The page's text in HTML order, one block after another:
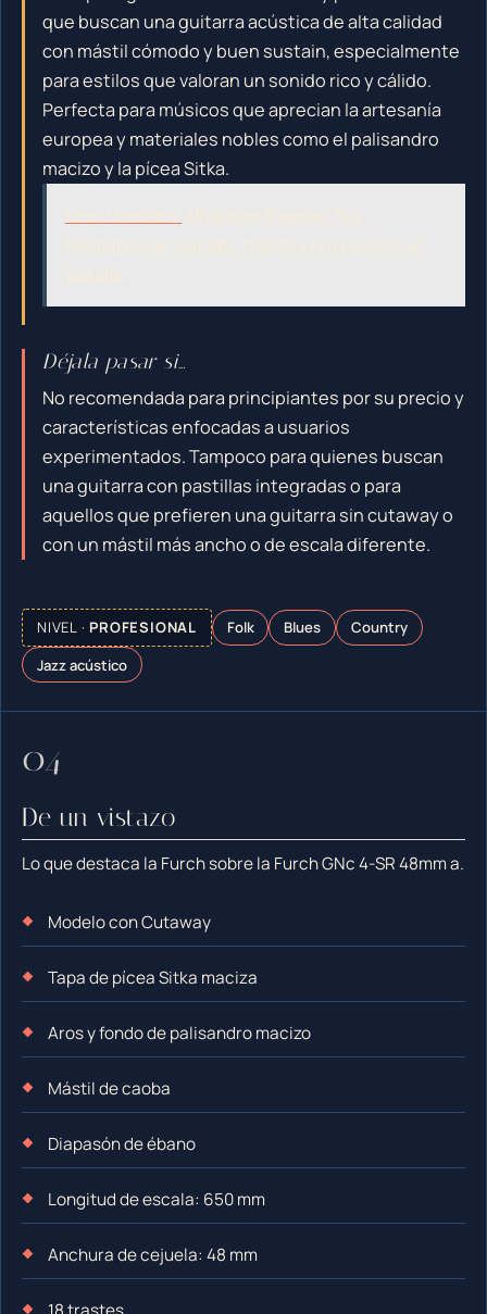
que buscan una guitarra acústica de alta calidad
con mástil cómodo y buen sustain, especialmente
para estilos que valoran un sonido rico y cálido.
Perfecta para músicos que aprecian la artesanía
europea y materiales nobles como el palisandro
macizo y la pícea Sitka.
Déjala pasar si…
No recomendada para principiantes por su precio y
características enfocadas a usuarios
experimentados. Tampoco para quienes buscan
una guitarra con pastillas integradas o para
aquellos que prefieren una guitarra sin cutaway o
con un mástil más ancho o de escala diferente.
NIVEL · PROFESIONAL Folk Blues
Country
Jazz acústico
De un vistazo
Lo que destaca la Furch sobre la Furch GNc 4-SR 48mm a.
Modelo con Cutaway
Tapa de pícea Sitka maciza
Aros y fondo de palisandro macizo
Mástil de caoba
Diapasón de ébano
Longitud de escala: 650 mm
Anchura de cejuela: 48 mm